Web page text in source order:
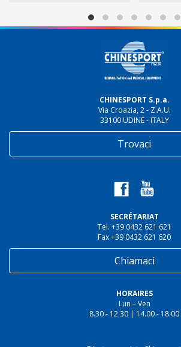
CHINESPORT S.p.a.
Via Croazia, 2 - Z.A.U.
33100 UDINE - ITALY
Trovaci
SECRÉTARIAT
Tel. +39 0432 621 621
Fax +39 0432 621 620
Chiamaci
HORAIRES
Lun – Ven
8.30 - 12.30 | 14.00 - 18.00